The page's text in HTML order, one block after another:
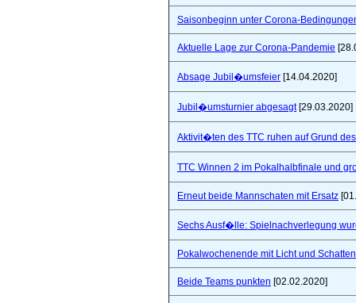
Saisonbeginn unter Corona-
Aktuelle Lage zur Corona-Pandemie
Absage Jubil�umsfeier [14.04.2020]
Jubil�umsturnier abgesagt[29.03.2020]
Aktivit�ten des TTC ruhen auf Grund
TTC Winnen 2 im Pokalhalbfinale und
Erneut beide Mannschaten mit Ersatz
Sechs Ausf�lle: Spielnachverlegung
Pokalwochenende mit Licht und
Beide Teams punkten [02.02.2020]